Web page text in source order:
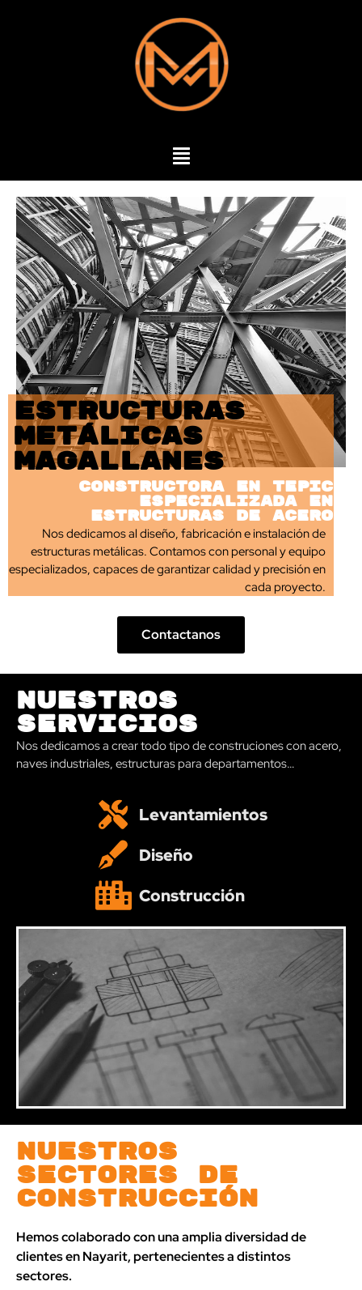
Estructuras
Metálicas
Magallanes
Constructora en Tepic
especializada en
estructuras de acero
Nos dedicamos al diseño, fabricación e instalación de
estructuras metálicas. Contamos con personal y equipo
especializados, capaces de garantizar calidad y precisión en
cada proyecto.
Contactanos
Nuestros
Servicios
Nos dedicamos a crear todo tipo de construciones con acero,
naves industriales, estructuras para departamentos…
Levantamientos
Diseño
Construcción
Nuestros
sectores de
construcción
Hemos colaborado con una amplia diversidad de
clientes en Nayarit, pertenecientes a distintos
sectores.